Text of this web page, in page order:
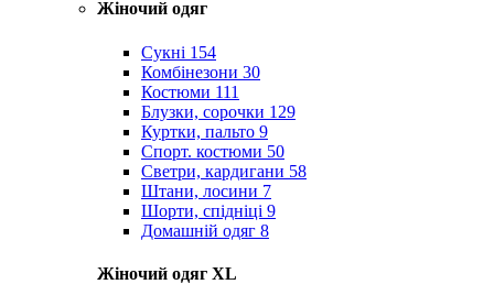
Жіночий одяг
Сукні 154
Комбінезони 30
Костюми 111
Блузки, сорочки 129
Куртки, пальто 9
Спорт. костюми 50
Светри, кардигани 58
Штани, лосини 7
Шорти, спідніці 9
Домашній одяг 8
Жіночий одяг XL